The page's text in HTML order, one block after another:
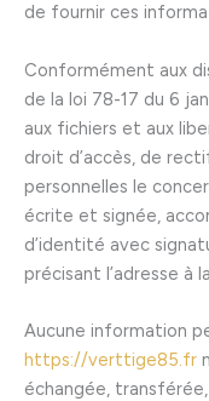
de fournir ces
Conformément aux
de la loi 78-17 du 6
aux fichiers et aux
droit d’accès, de
personnelles le
écrite et signée,
d’identité avec
précisant l’adresse à
Aucune information
https://verttige85.fr
échangée,